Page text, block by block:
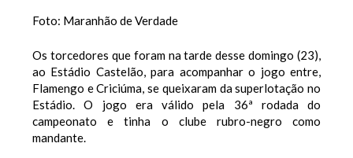
Foto: Maranhão de Verdade
Os torcedores que foram na tarde desse domingo (23),
ao Estádio Castelão, para acompanhar o jogo entre,
Flamengo e Criciúma, se queixaram da superlotação no
Estádio. O jogo era válido pela 36ª rodada do
campeonato e tinha o clube rubro-negro como
mandante.